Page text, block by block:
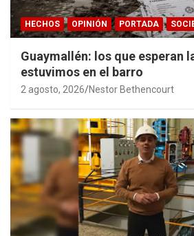
HECHOS OPINIÓN PORTADA
Guaymallén: los que esperan
estuvimos en el barro
2 agosto, 2026 Nestor Bethencourt